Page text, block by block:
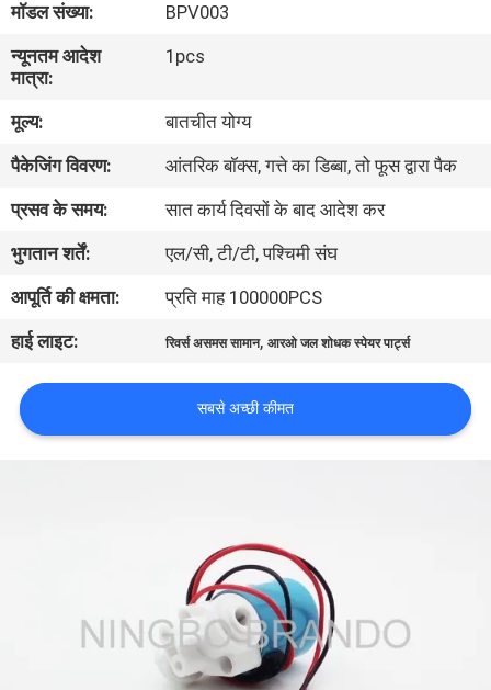
कारखाने
का
गुणवत्ता
नियंत्रण
हमसे
संपर्क
करें
उद्धरण
साइटमैप
मॉडल संख्या:
BPV003
न्यूनतम आदेश
मात्रा:
1pcs
मूल्य:
बातचीत योग्य
पैकेजिंग विवरण:
आंतरिक बॉक्स, गत्ते का डिब्बा, तो फूस द्वारा पैक
प्रसव के समय:
सात कार्य दिवसों के बाद आदेश कर
भुगतान शर्तें:
एल/सी, टी/टी, पश्चिमी संघ
आपूर्ति की क्षमता:
प्रति माह 100000PCS
हाई लाइट:
रिवर्स असमस सामान,आरओ जल शोधक स्पेयर पार्ट्स
सबसे अच्छी कीमत